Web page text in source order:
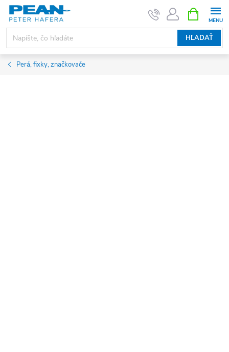
Prejsť
obsah
HĽADAŤ
KOŠÍK
Perá, fixky, značkovače